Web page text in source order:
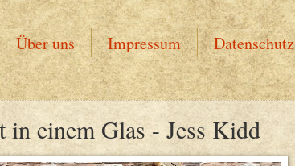
Über uns Impressum Datenschutz
einem Glas - Jess Kidd